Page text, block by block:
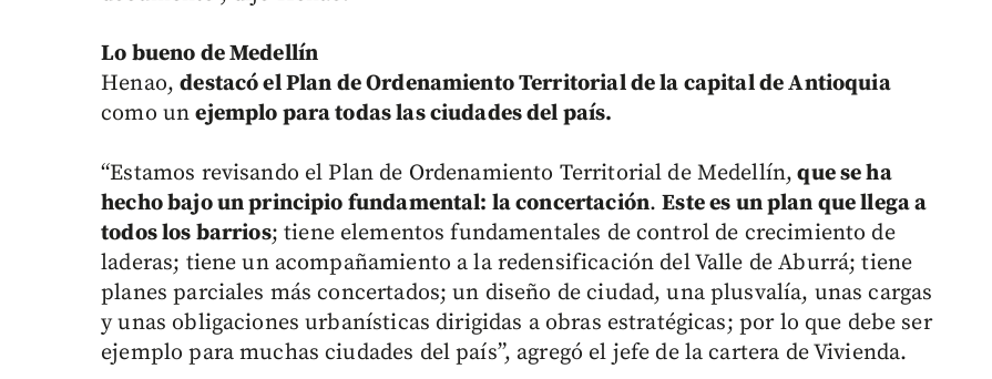
Lo bueno de Medellín
Henao,destacó el Plan de Ordenamiento Territorial de la capital de Antioquia
como unejemplo para todas las ciudades del país.
“Estamos revisando el Plan de Ordenamiento Territorial de Medellín, que se ha
hecho bajo un principio fundamental: la concertación.Este es un plan que llega a
todos los barrios; tiene elementos fundamentales de control de crecimiento de
laderas; tiene un acompañamiento a la redensificación del Valle de Aburrá; tiene
planes parciales más concertados; un diseño de ciudad, una plusvalía, unas cargas
y unas obligaciones urbanísticas dirigidas a obras estratégicas; por lo que debe ser
ejemplo para muchas ciudades del país”, agregó el jefe de la cartera de Vivienda.